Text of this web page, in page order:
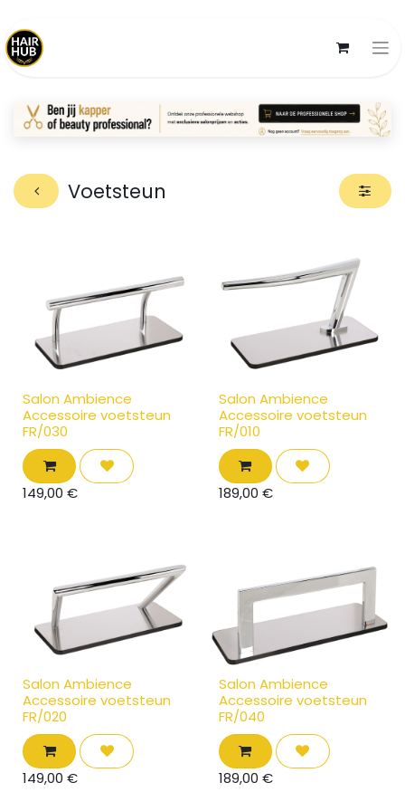
Voetsteun
Salon Ambience
Accessoire voetsteun
FR/030
149,00 €
Salon Ambience
Accessoire voetsteun
FR/010
189,00 €
Salon Ambience
Accessoire voetsteun
FR/020
149,00 €
Salon Ambience
Accessoire voetsteun
FR/040
189,00 €